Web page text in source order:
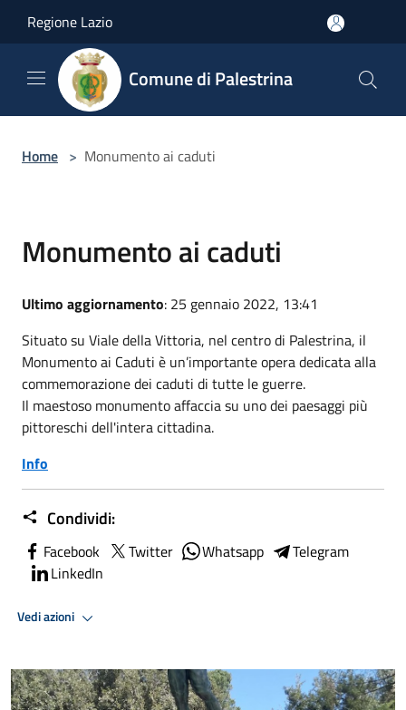
Regione Lazio
Comune di Palestrina
Home > Monumento ai caduti
Monumento ai caduti
Ultimo aggiornamento: 25 gennaio 2022, 13:41
Situato su Viale della Vittoria, nel centro di Palestrina, il
Monumento ai Caduti è un’importante opera dedicata alla
commemorazione dei caduti di tutte le guerre.
Il maestoso monumento affaccia su uno dei paesaggi più
pittoreschi dell'intera cittadina.
Info
Condividi:
Facebook Twitter Whatsapp
Telegram
LinkedIn
Vedi azioni